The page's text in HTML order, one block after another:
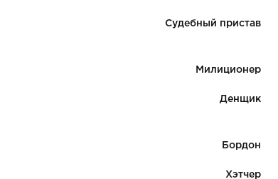
Судебный пристав
Милиционер
Денщик
Бордон
Хэтчер